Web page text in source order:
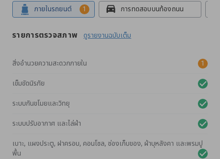
ภายในรถยนต์ 1 การทดสอบบนท้องถนน
รายการตรวจสภาพ ดูรายงานฉบับเต็ม
สิ่งอำนวยความสะดวกภายใน
1
เข็มขัดนิรภัย
ระบบกันขโมยและวิทยุ
ระบบปรับอากาศ และไล่ฝ่า
เบาะ, แผงประตู, ฝาครอบ, คอนโซล, ช่องเก็บของ, ผ้าบุหลังคา และพรมปู
พื้น